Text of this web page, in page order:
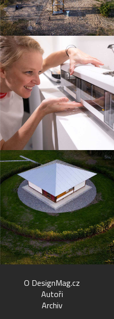
O DesignMag.cz
Autoři
Archiv